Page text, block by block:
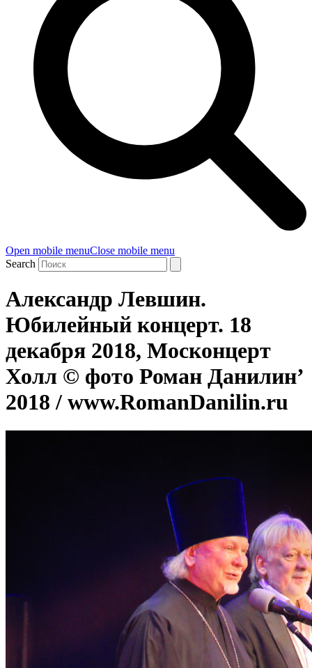
Open mobile menuClose mobile menu
Search
Александр Левшин.
Юбилейный концерт. 18
декабря 2018, Москонцерт
Холл © фото Роман Данилин’
2018 / www.RomanDanilin.ru